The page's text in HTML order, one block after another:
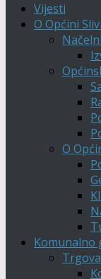
Vijesti
O Općini
O
Komunalno